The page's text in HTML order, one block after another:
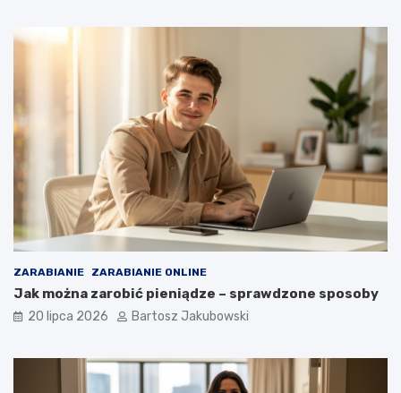
ZARABIANIE ZARABIANIE ONLINE
Jak można zarobić pieniądze – sprawdzone sposoby
20 lipca 2026 Bartosz Jakubowski